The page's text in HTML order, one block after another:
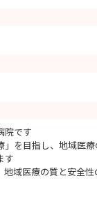
院です
」を目指し、地域医
す
域医療の質と安全